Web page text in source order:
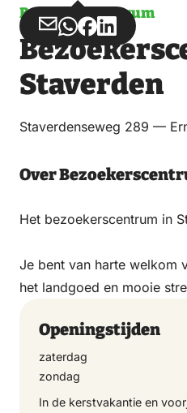
Bezoekerscentrum
Deel
via
Email
Deel
via
WhatsApp
Deel
op
Facebook
Deel
op
LinkedIn
Staverden
Staverdenseweg 289 —
Over
Het bezoekerscentrum in
Je bent van harte welkom
het landgoed en mooie
Openingstijden
zaterdag
zondag
In de kerstvakantie en